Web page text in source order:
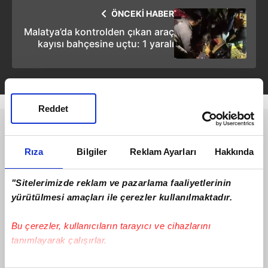
Rıza Bilgiler Reklam Ayarları Hakkında
"Sitelerimizde reklam ve pazarlama faaliyetlerinin
yürütülmesi amaçları ile çerezler kullanılmaktadır.
Bu çerezler, kullanıcıların tarayıcı ve cihazlarını
tanımlayarak çalışırlar.
Reddet
ÖNCEKİ HABER
Malatya’da kontrolden çıkan araç
kayısı bahçesine uçtu: 1 yaralı